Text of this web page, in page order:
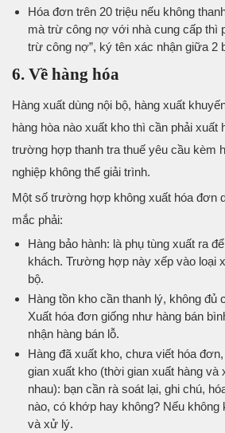
Hóa đơn trên 20 triệu nếu không
mà trừ công nợ với nhà cung cấp thì
trừ công nợ”, ký tên xác nhận giữa 2
6. Về hàng hóa
Hàng xuất dùng nội bộ, hàng xuất
hàng hòa nào xuất kho thì cần phải xuất
trường hợp thanh tra thuế yêu cầu kèm
nghiệp không thể giải trình.
Một số trường hợp không xuất hóa đơn
mắc phải:
Hàng bảo hành: là phụ tùng xuất ra
khách. Trường hợp này xếp vào loại
bộ.
Hàng tồn kho cần thanh lý, không đủ
Xuất hóa đơn giống như hàng bán
nhận hàng bán lỗ.
Hàng đã xuất kho, chưa viết hóa
gian xuất kho (thời gian xuất hàng và
nhau): bạn cần rà soát lại, ghi chú,
nào, có khớp hay không? Nếu
và xử lý.